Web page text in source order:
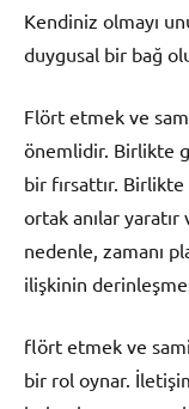
Kendiniz olmayı
duygusal bir bağ
Flört etmek ve
önemlidir. Birlikte
bir fırsattır.
ortak anılar
nedenle, zamanı
ilişkinin
flört etmek ve
bir rol oynar.